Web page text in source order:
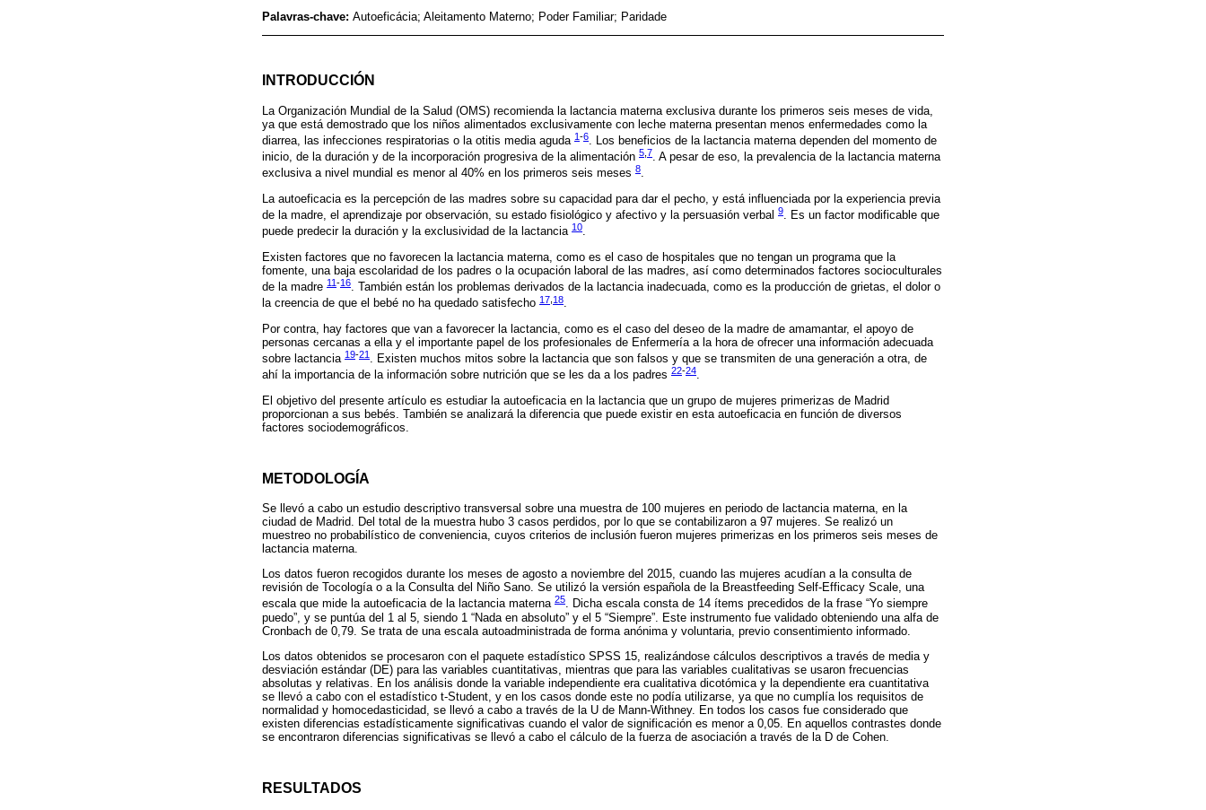
Palavras-chave: Autoeficácia; Aleitamento Materno; Poder Familiar; Paridade
INTRODUCCIÓN
La Organización Mundial de la Salud (OMS) recomienda la lactancia materna exclusiva durante los primeros seis meses de vida,
ya que está demostrado que los niños alimentados exclusivamente con leche materna presentan menos enfermedades como la
diarrea, las infecciones respiratorias o la otitis media aguda 1-6
. Los beneficios de la lactancia materna dependen del momento de
inicio, de la duración y de la incorporación progresiva de la alimentación 5 7. A pesar de eso, la prevalencia de la lactancia materna
exclusiva a nivel mundial es menor al 40% en los primeros seis meses 8.
La autoeficacia es la percepción de las madres sobre su capacidad para dar el pecho, y está influenciada por la experiencia previa
de la madre, el aprendizaje por observación, su estado fisiológico y afectivo y la persuasión verbal 9. Es un factor modificable que
puede predecir la duración y la exclusividad de la lactancia 10.
Existen factores que no favorecen la lactancia materna, como es el caso de hospitales que no tengan un programa que la
fomente, una baja escolaridad de los padres o la ocupación laboral de las madres, así como determinados factores socioculturales
de la madre 11-16. También están los problemas derivados de la lactancia inadecuada, como es la producción de grietas, el dolor o
la creencia de que el bebé no ha quedado satisfecho 17 18.
Por contra, hay factores que van a favorecer la lactancia, como es el caso del deseo de la madre de amamantar, el apoyo de
personas cercanas a ella y el importante papel de los profesionales de Enfermería a la hora de ofrecer una información adecuada
sobre lactancia 19-21 . Existen muchos mitos sobre la lactancia que son falsos y que se transmiten de una generación a otra, de
ahí la importancia de la información sobre nutrición que se les da a los padres 22-24.
El objetivo del presente artículo es estudiar la autoeficacia en la lactancia que un grupo de mujeres primerizas de Madrid
proporcionan a sus bebés. También se analizará la diferencia que puede existir en esta autoeficacia en función de diversos
factores sociodemográficos.
METODOLOGÍA
Se llevó a cabo un estudio descriptivo transversal sobre una muestra de 100 mujeres en periodo de lactancia materna, en la
ciudad de Madrid. Del total de la muestra hubo 3 casos perdidos, por lo que se contabilizaron a 97 mujeres. Se realizó un
muestreo no probabilístico de conveniencia, cuyos criterios de inclusión fueron mujeres primerizas en los primeros seis meses de
lactancia materna.
Los datos fueron recogidos durante los meses de agosto a noviembre del 2015, cuando las mujeres acudían a la consulta de
revisión de Tocología o a la Consulta del Niño Sano. Se utilizó la versión española de la Breastfeeding Self-Efficacy Scale, una
escala que mide la autoeficacia de la lactancia materna 25. Dicha escala consta de 14 ítems precedidos de la frase “Yo siempre
puedo”, y se puntúa del 1 al 5, siendo 1 “Nada en absoluto” y el 5 “Siempre”. Este instrumento fue validado obteniendo una alfa de
Cronbach de 0,79. Se trata de una escala autoadministrada de forma anónima y voluntaria, previo consentimiento informado.
Los datos obtenidos se procesaron con el paquete estadístico SPSS 15, realizándose cálculos descriptivos a través de media y
desviación estándar (DE) para las variables cuantitativas, mientras que para las variables cualitativas se usaron frecuencias
absolutas y relativas. En los análisis donde la variable independiente era cualitativa dicotómica y la dependiente era cuantitativa
se llevó a cabo con el estadístico t-Student, y en los casos donde este no podía utilizarse, ya que no cumplía los requisitos de
normalidad y homocedasticidad, se llevó a cabo a través de la U de Mann-Withney. En todos los casos fue considerado que
existen diferencias estadísticamente significativas cuando el valor de significación es menor a 0,05. En aquellos contrastes donde
se encontraron diferencias significativas se llevó a cabo el cálculo de la fuerza de asociación a través de la D de Cohen.
RESULTADOS